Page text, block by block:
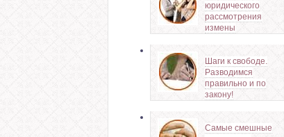
юридического
рассмотрения
измены
Шаги к свободе.
Разводимся
правильно и по
закону!
Самые смешные